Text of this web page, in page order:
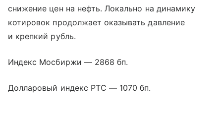
снижение цен на нефть. Локально на динамику
котировок продолжает оказывать давление
и крепкий рубль.
Индекс Мосбиржи — 2868 бп.
Долларовый индекс РТС — 1070 бп.